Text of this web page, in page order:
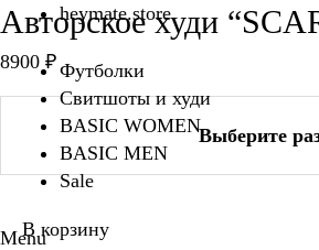
heymate.store
Футболки
Свитшоты и худи
BASIC WOMEN
BASIC MEN
Sale
Menu
Авторское худи
8900 ₽
Выберите
В корзину